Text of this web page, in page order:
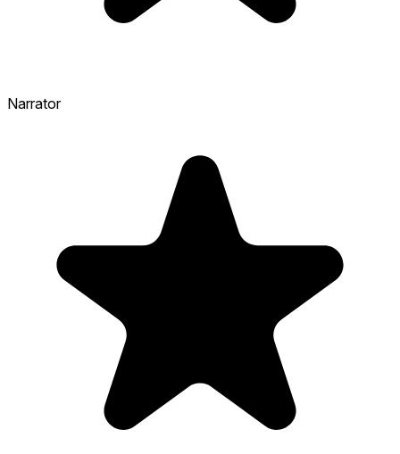
Narrator